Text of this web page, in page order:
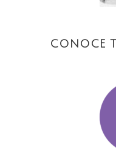
CONOCE